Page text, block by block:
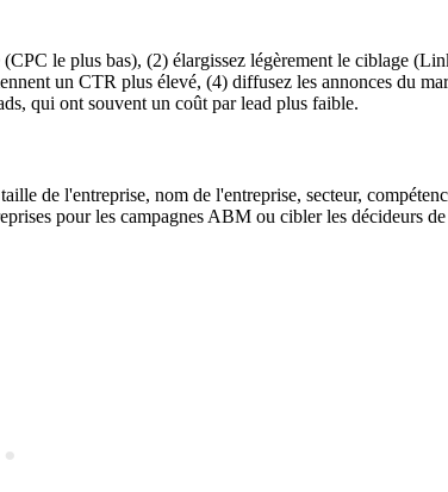
le plus bas), (2) élargissez légèrement le ciblage
un CTR plus élevé, (4) diffusez les annonces du
qui ont souvent un coût par lead plus faible.
de l'entreprise, nom de l'entreprise, secteur,
pour les campagnes ABM ou cibler les décideurs